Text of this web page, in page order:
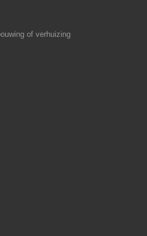
of verhuizing